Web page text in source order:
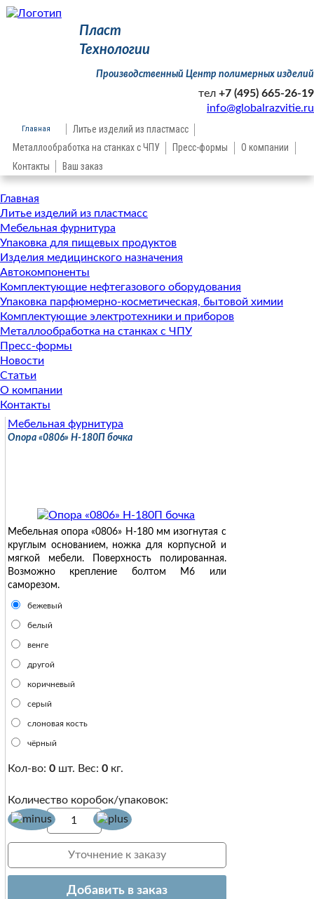
Пласт
Технологии
Производственный Центр полимерных изделий
тел +7 (495) 665-26-19
info@globalrazvitie.ru
Главная
Литье изделий из пластмасс
Металлообработка на станках с ЧПУ
Пресс-формы
О компании
Контакты
Ваш заказ
Главная
Литье изделий из пластмасс
Мебельная фурнитура
Упаковка для пищевых продуктов
Изделия медицинского назначения
Автокомпоненты
Комплектующие нефтегазового оборудования
Упаковка парфюмерно-косметическая, бытовой химии
Комплектующие электротехники и приборов
Металлообработка на станках с ЧПУ
Пресс-формы
Новости
Статьи
О компании
Контакты
Мебельная фурнитура
Опора «0806» Н-180П бочка
Мебельная опора «0806» Н-180 мм изогнутая с
круглым основанием, ножка для корпусной и
мягкой мебели. Поверхность полированная.
Возможно крепление болтом М6 или
саморезом.
бежевый
белый
венге
другой
коричневый
серый
слоновая кость
чёрный
Кол-во: 0шт. Вес: 0кг.
Количество коробок/упаковок:
Добавить в заказ